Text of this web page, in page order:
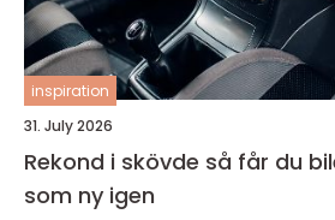
inspiration
31. July 2026
Rekond i skövde så får du bilen att kännas
som ny igen